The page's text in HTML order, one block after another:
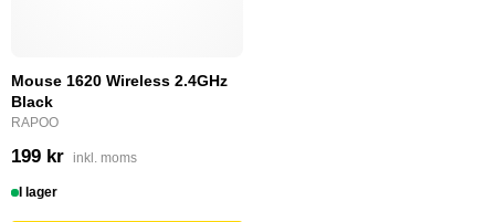
Mouse 1620 Wireless 2.4GHz
Black
RAPOO
199 kr inkl. moms
I lager